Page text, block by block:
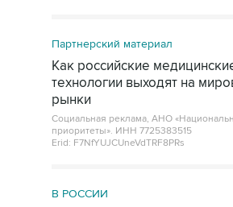
Партнерский материал
Как российские
технологии выходят на
рынки
Социальная реклама, АНО
приоритеты». ИНН 7725383515
Erid: F7NfYUJCUneVdTRF8PRs
В РОССИИ